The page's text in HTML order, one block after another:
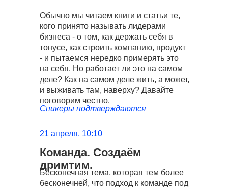
Обычно мы читаем книги и статьи те,
кого принято называть лидерами
бизнеса - о том, как держать себя в
тонусе, как строить компанию, продукт
- и пытаемся нередко примерять это
на себя. Но работает ли это на самом
деле? Как на самом деле жить, а может,
и выживать там, наверху? Давайте
поговорим честно.
Спикеры подтверждаются
21 апреля. 10:10
Команда. Создаём
дримтим.
Бесконечная тема, которая тем более
бесконечней, что подход к команде под